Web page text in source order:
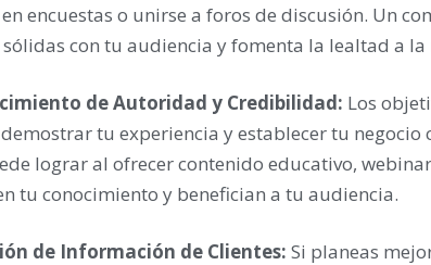
encuestas o unirse a foros de discusión. Un
con tu audiencia y fomenta la lealtad a la
de Autoridad y Credibilidad: Los
tu experiencia y establecer tu
lograr al ofrecer contenido educativo,
tu conocimiento y benefician a tu audiencia.
de Información de Clientes: Si planeas